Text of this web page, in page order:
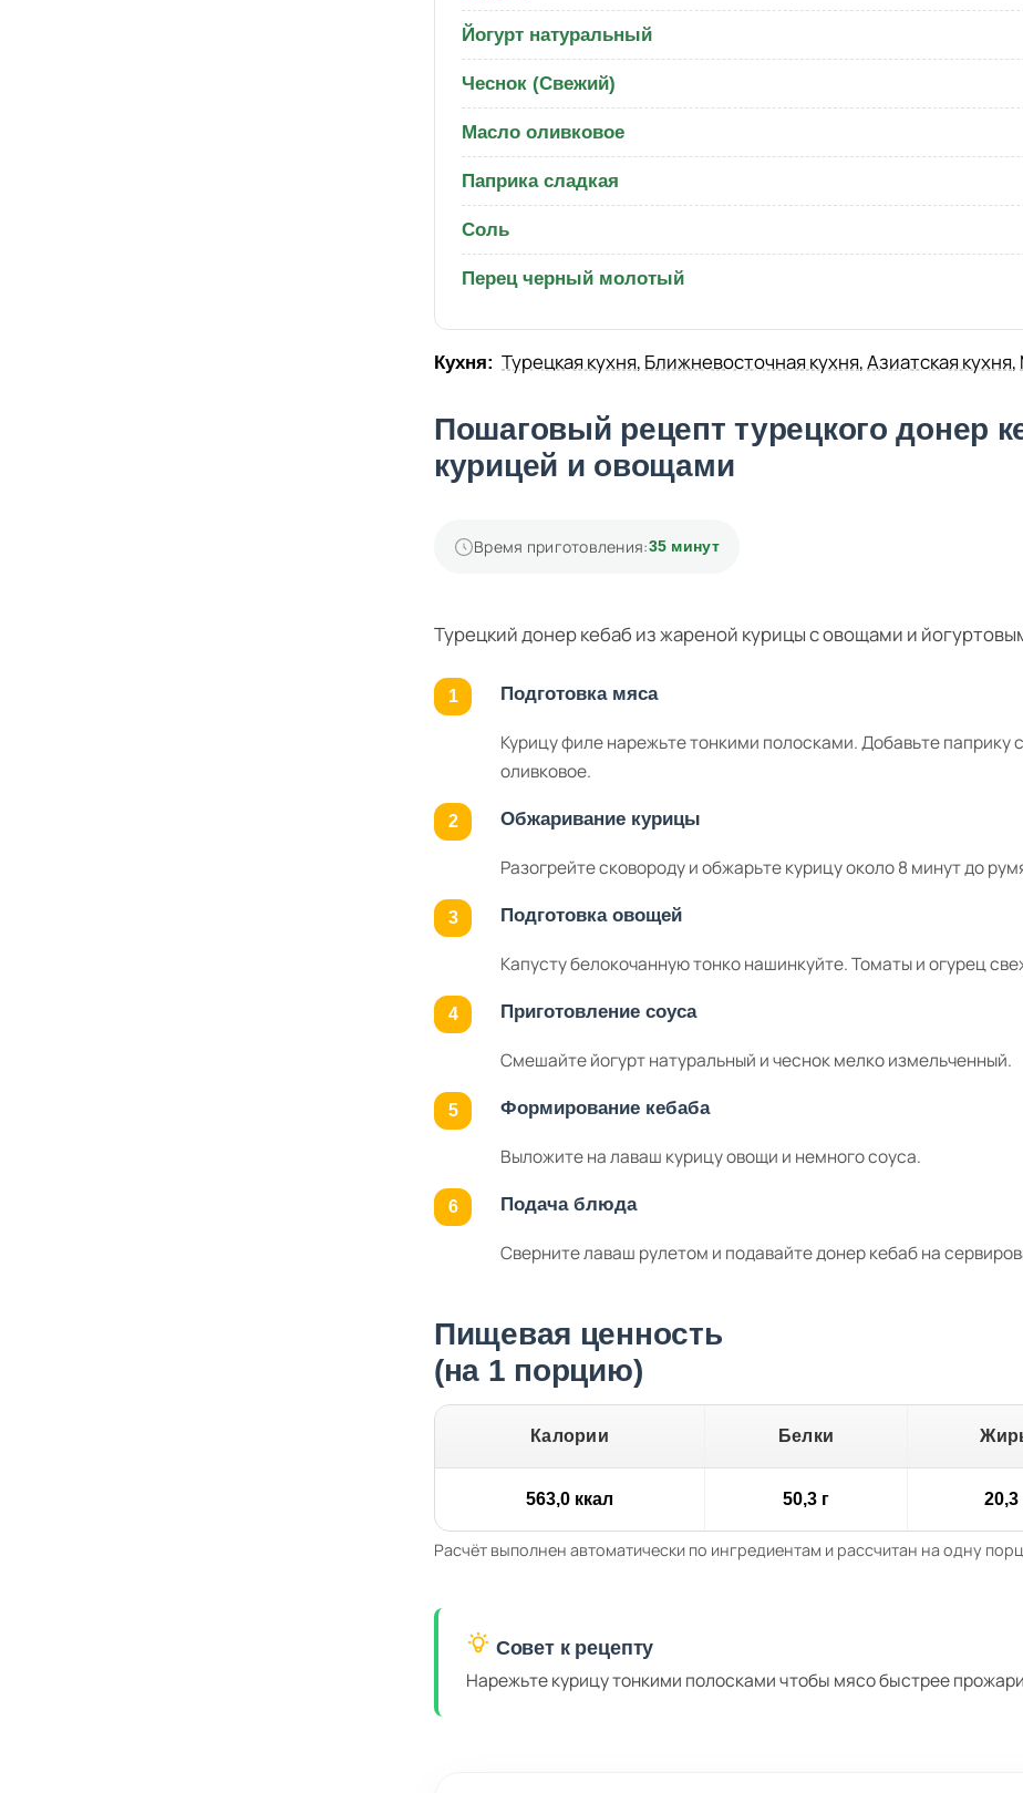
Йогурт натуральный
Чеснок (Свежий)
Масло оливковое
Паприка сладкая
Соль
Перец черный молотый
Кухня: Турецкая кухня, Ближневосточная кухня,Азиатская кухня,
Пошаговый рецепт турецкого донер
курицей и овощами
Время приготовления:35 минут
Турецкий донер кебаб из жареной курицы с овощами и
Подготовка мяса
Курицу филе нарежьте тонкими полосками. Добавьте
оливковое.
Обжаривание курицы
Разогрейте сковороду и обжарьте курицу около 8 минут до
Подготовка овощей
Капусту белокочанную тонко нашинкуйте. Томаты и огурец
Приготовление соуса
Смешайте йогурт натуральный и чеснок мелко измельченный.
Формирование кебаба
Выложите на лаваш курицу овощи и немного соуса.
Подача блюда
Сверните лаваш рулетом и подавайте донер кебаб на
Пищевая ценность
(на 1 порцию)
Калории Белки
563,0 ккал 50,3 г 20,3
Расчёт выполнен автоматически по ингредиентам и рассчитан на одну
Совет к рецепту
Нарежьте курицу тонкими полосками чтобы мясо быстрее